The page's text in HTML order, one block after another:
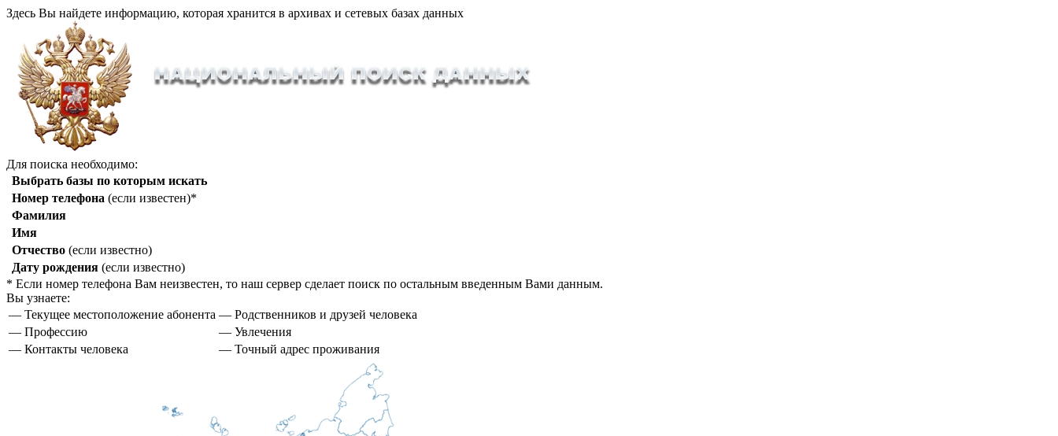
Здесь Вы найдете информацию, которая хранится в архивах и сетевых базах данных
Для поиска необходимо:
Выбрать базы по которым искать
Номер телефона (если известен)*
Фамилия
Имя
Отчество (если известно)
Дату рождения (если известно)
* Если номер телефона Вам неизвестен, то наш сервер сделает поиск по остальным введенным Вами данным.
Вы узнаете:
— Текущее местоположение абонента — Родственников и друзей человека
— Профессию
— Увлечения
— Контакты человека
— Точный адрес проживания